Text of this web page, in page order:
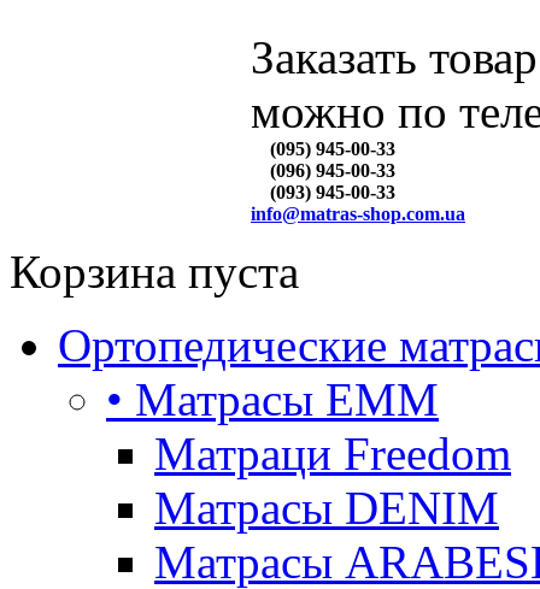
Заказать товар
можно по
(095) 945-00-33
(096) 945-00-33
(093) 945-00-33
info@matras-shop.com.ua
Корзина пуста
Ортопедические
• Матрасы ЕММ
Матраци Freedom
Матрасы DENIM
Матрасы